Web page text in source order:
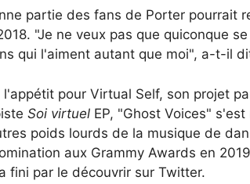
partie des fans de Porter pourrait
"Je ne veux pas que quiconque
qui l'aiment autant que moi", a-t-il
pour Virtual Self, son projet
Soi virtuel EP, "Ghost Voices"
poids lourds de la musique de
aux Grammy Awards en
fini par le découvrir sur Twitter.